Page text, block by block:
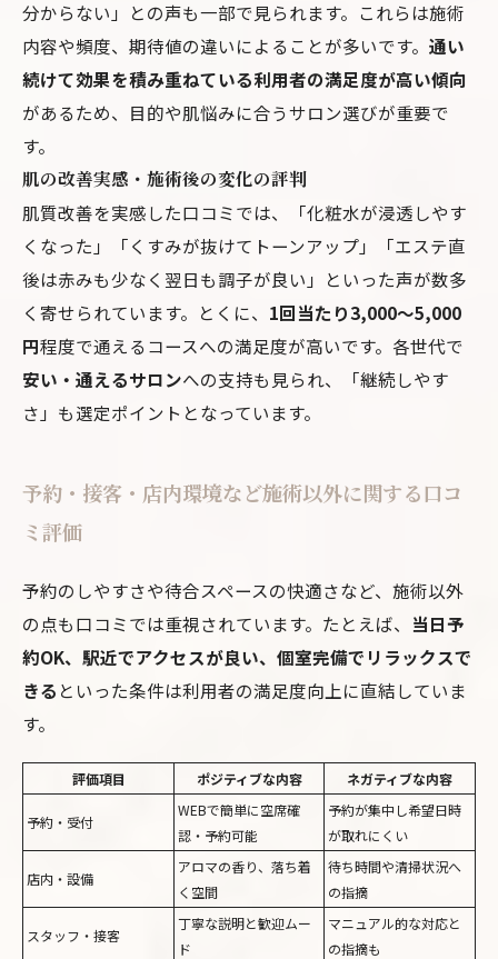
分からない」との声も一部で見られます。これらは施術
内容や頻度、期待値の違いによることが多いです。 通い
続けて効果を積み重ねている利用者の満足度が高い傾向
があるため、目的や肌悩みに合うサロン選びが重要で
す。
肌の改善実感・施術後の変化の評判
肌質改善を実感した口コミでは、「化粧水が浸透しやす
くなった」「くすみが抜けてトーンアップ」「エステ直
後は赤みも少なく翌日も調子が良い」といった声が数多
く寄せられています。とくに、 1回当たり3,000～5,000
円程度で通えるコースへの満足度が高いです。各世代で
安い・通えるサロンへの支持も見られ、「継続しやす
さ」も選定ポイントとなっています。
予約・接客・店内環境など施術以外に関する口コ
ミ評価
予約のしやすさや待合スペースの快適さなど、施術以外
の点も口コミでは重視されています。たとえば、 当日予
約OK、駅近でアクセスが良い、個室完備でリラックスで
きる といった条件は利用者の満足度向上に直結していま
す。
評価項目 ポジティブな内容 ネガティブな内容
予約・受付
WEBで簡単に空席確
認・予約可能
予約が集中し希望日時
が取れにくい
店内・設備
アロマの香り、落ち着
く空間
待ち時間や清掃状況へ
の指摘
スタッフ・接客
丁寧な説明と歓迎ムー
ド
マニュアル的な対応と
の指摘も